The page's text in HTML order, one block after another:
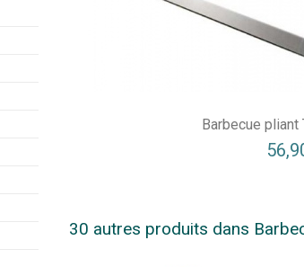
Barbecue pliant
30 autres produits dans